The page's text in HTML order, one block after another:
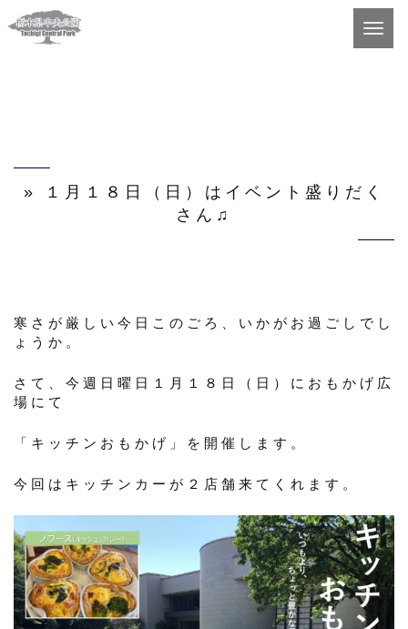
» １月１８日（日）はイベント盛りだく
さん♫
寒さが厳しい今日このごろ、いかがお過ごしでし
ょうか。
さて、今週日曜日１月１８日（日）におもかげ広
場にて
「キッチンおもかげ」を開催します。
今回はキッチンカーが２店舗来てくれます。